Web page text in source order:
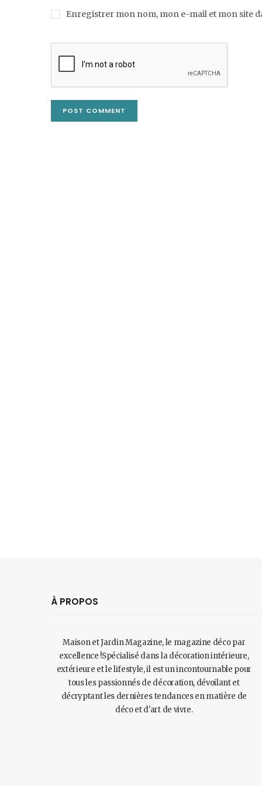
Enregistrer mon nom, mon e-mail et mon site
À PROPOS
Maison et Jardin Magazine, le magazine déco par
excellence !Spécialisé dans la décoration intérieure,
extérieure et le lifestyle, il est un incontournable pour
tous les passionnés de décoration, dévoilant et
décryptant les dernières tendances en matière de
déco et d'art de vivre.